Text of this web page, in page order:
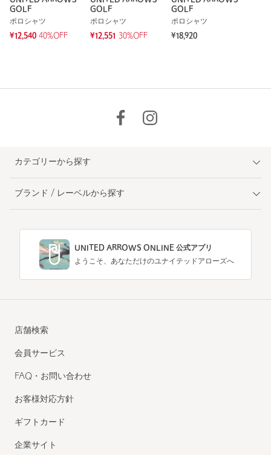
GOLF
ポロシャツ
¥12,540 40%OFF
GOLF
ポロシャツ
¥12,551
30%OFF
GOLF
ポロシャツ
¥18,920
カテゴリーから探す
ブランド / レーベルから探す
UNITED ARROWS ONLINE 公式アプリ
ようこそ、あなただけのユナイテッドアローズへ
店舗検索
会員サービス
FAQ・お問い合わせ
お客様対応方針
ギフトカード
企業サイト